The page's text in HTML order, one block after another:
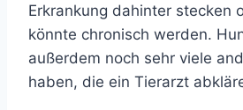
Erkrankung dahinter stecken
könnte chronisch werden.
außerdem noch sehr viele
haben, die ein Tierarzt